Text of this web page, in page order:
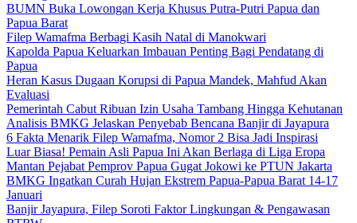
BUMN Buka Lowongan Kerja Khusus Putra-Putri Papua dan
Papua Barat
Filep Wamafma Berbagi Kasih Natal di Manokwari
Kapolda Papua Keluarkan Imbauan Penting Bagi Pendatang di
Papua
Heran Kasus Dugaan Korupsi di Papua Mandek, Mahfud Akan
Evaluasi
Pemerintah Cabut Ribuan Izin Usaha Tambang Hingga Kehutanan
Analisis BMKG Jelaskan Penyebab Bencana Banjir di Jayapura
6 Fakta Menarik Filep Wamafma, Nomor 2 Bisa Jadi Inspirasi
Luar Biasa! Pemain Asli Papua Ini Akan Berlaga di Liga Eropa
Mantan Pejabat Pemprov Papua Gugat Jokowi ke PTUN Jakarta
BMKG Ingatkan Curah Hujan Ekstrem Papua-Papua Barat 14-17
Januari
Banjir Jayapura, Filep Soroti Faktor Lingkungan & Pengawasan